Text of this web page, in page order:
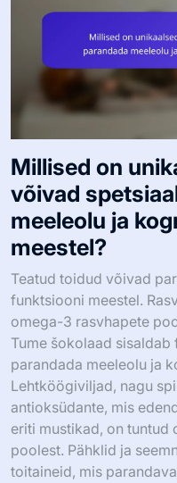
Millised on
võivad
meeleolu ja
meestel?
Teatud toidud võivad
funktsiooni meestel.
omega-3 rasvhapete
Tume šokolaad
parandada meeleolu ja
Lehtköögiviljad, nagu
antioksüdante, mis
eriti mustikad, on tuntud
poolest. Pähklid ja
toitaineid, mis